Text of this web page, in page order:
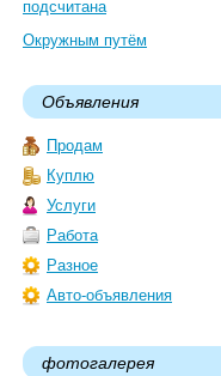
подсчитана
Окружным путём
Объявления
Продам
Куплю
Услуги
Работа
Разное
Авто-объявления
фотогалерея